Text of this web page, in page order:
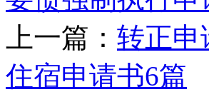
上一篇： 转正申
住宿申请书6篇